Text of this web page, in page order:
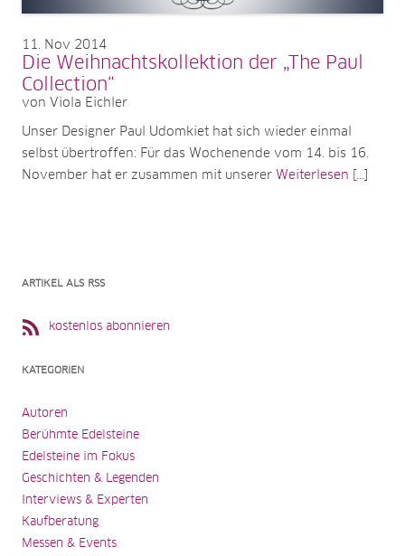
11 Nov 2014
Die Weihnachtskollektion der „The Paul
Collection“
von Viola Eichler
Unser Designer Paul Udomkiet hat sich wieder einmal
selbst übertroffen: Für das Wochenende vom 14. bis 16.
November hat er zusammen mit unserer Weiterlesen [...]
ARTIKEL ALS RSS
kostenlos abonnieren
KATEGORIEN
Autoren
Berühmte Edelsteine
Edelsteine im Fokus
Geschichten & Legenden
Interviews & Experten
Kaufberatung
Messen & Events